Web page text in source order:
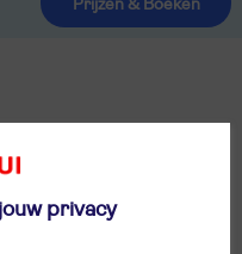
Prijzen & Boeken
privacy